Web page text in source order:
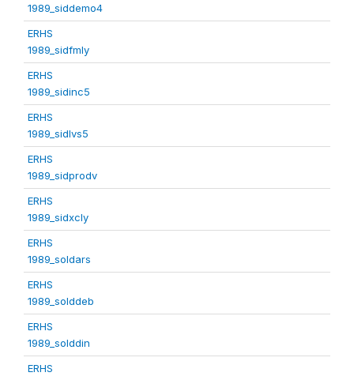
1989_siddemo4
ERHS
1989_sidfmly
ERHS
1989_sidinc5
ERHS
1989_sidlvs5
ERHS
1989_sidprodv
ERHS
1989_sidxcly
ERHS
1989_soldars
ERHS
1989_solddeb
ERHS
1989_solddin
ERHS